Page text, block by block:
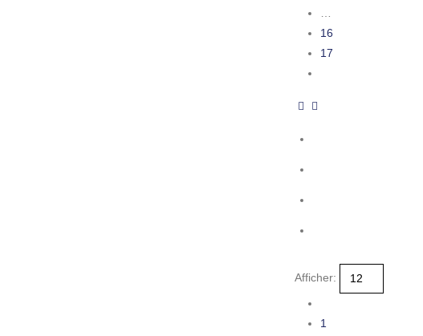
16
17
Afficher:
1